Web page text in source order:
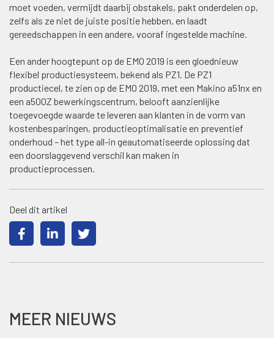
moet voeden, vermijdt daarbij obstakels, pakt onderdelen op,
zelfs als ze niet de juiste positie hebben, en laadt
gereedschappen in een andere, vooraf ingestelde machine.
Een ander hoogtepunt op de EMO 2019 is een gloednieuw
flexibel productiesysteem, bekend als PZ1. De PZ1
productiecel, te zien op de EMO 2019, met een Makino a51nx en
een a500Z bewerkingscentrum, belooft aanzienlijke
toegevoegde waarde te leveren aan klanten in de vorm van
kostenbesparingen, productieoptimalisatie en preventief
onderhoud – het type all-in geautomatiseerde oplossing dat
een doorslaggevend verschil kan maken in
productieprocessen.
Deel dit artikel
MEER NIEUWS